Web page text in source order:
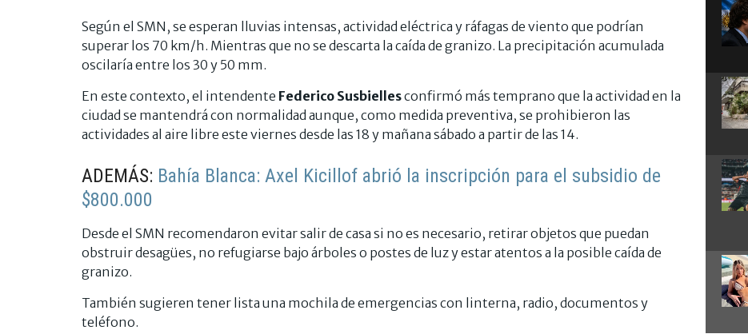
Según el SMN, se esperan lluvias intensas, actividad eléctrica y ráfagas de viento que podrían
superar los 70 km/h. Mientras que no se descarta la caída de granizo. La precipitación acumulada
oscilaría entre los 30 y 50 mm.
En este contexto, el intendente Federico Susbiellesconfirmó más temprano que la actividad en la
ciudad se mantendrá con normalidad aunque, como medida preventiva, se prohibieron las
actividades al aire libre este viernes desde las 18 y mañana sábado a partir de las 14.
ADEMÁS: Bahía Blanca: Axel Kicillof abrió la inscripción para el subsidio de
$800.000
Desde el SMN recomendaron evitar salir de casa si no es necesario, retirar objetos que puedan
obstruir desagües, no refugiarse bajo árboles o postes de luz y estar atentos a la posible caída de
granizo.
También sugieren tener lista una mochila de emergencias con linterna, radio, documentos y
teléfono.